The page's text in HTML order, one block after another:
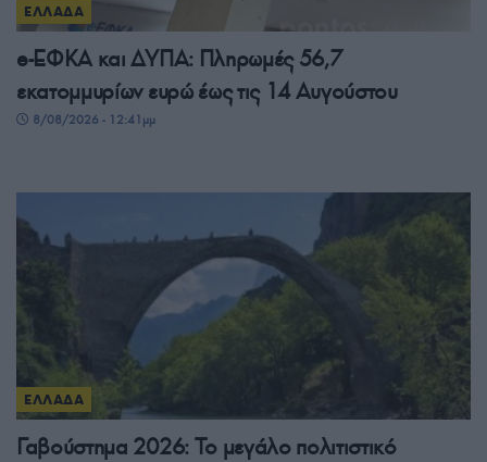
ΕΛΛΑΔΑ
e-ΕΦΚΑ και ΔΥΠΑ: Πληρωμές 56,7
εκατομμυρίων ευρώ έως τις 14 Αυγούστου
8/08/2026 - 12:41μμ
ΕΛΛΑΔΑ
Γαβούστημα 2026: Το μεγάλο πολιτιστικό